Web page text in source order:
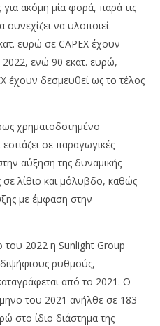
επενδύσεις με
για ακόμη μία φορά, παρά τις
συνεχίζει να υλοποιεί
ευρώ σε CAPEX έχουν
2022, ενώ 90 εκατ. ευρώ,
έχουν δεσμευθεί ως το τέλος
χρηματοδοτημένο
σε παραγωγικές
αύξηση της δυναμικής
σε λίθιο και μόλυβδο, καθώς
με έμφαση στην
2022 η Sunlight Group
ρυθμούς,
από το 2021. Ο
του 2021 ανήλθε σε 183
στο ίδιο διάστημα της